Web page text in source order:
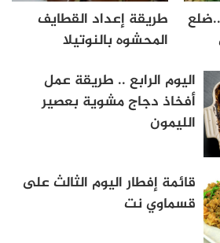
طريقة إعداد القطايف
المحشوه بالنوتيلا
اليوم الرابع .. طريقة عمل
أفخاذ دجاج مشوية بعصير
الليمون
قائمة إفطار اليوم الثالث على
قسماوي نت